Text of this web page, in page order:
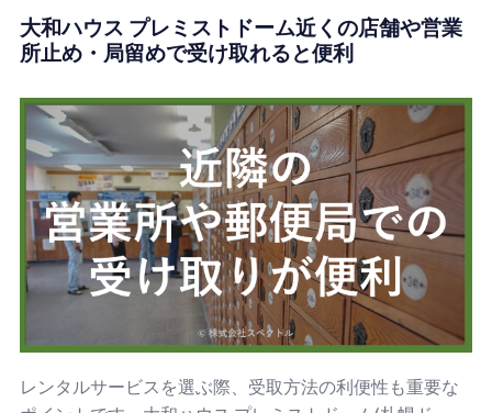
大和ハウス プレミストドーム近くの店舗や営業
所止め・局留めで受け取れると便利
レンタルサービスを選ぶ際、受取方法の利便性も重要な